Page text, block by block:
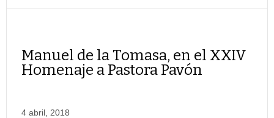
Manuel de la Tomasa, en el XXIV
Homenaje a Pastora Pavón
4 abril, 2018